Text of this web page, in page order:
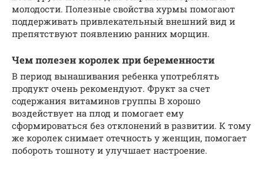
молодости. Полезные свойства хурмы помогают
поддерживать привлекательный внешний вид и
препятствуют появлению ранних морщин.
Чем полезен королек при беременности
В период вынашивания ребенка употреблять
продукт очень рекомендуют. Фрукт за счет
содержания витаминов группы В хорошо
воздействует на плод и помогает ему
сформироваться без отклонений в развитии. К тому
же королек снимает отечность у женщин, помогает
побороть тошноту и улучшает настроение.